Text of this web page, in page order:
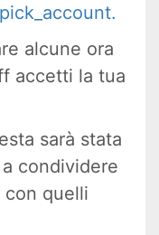
alcune ora
accetti la tua
sarà stata
condividere
quelli